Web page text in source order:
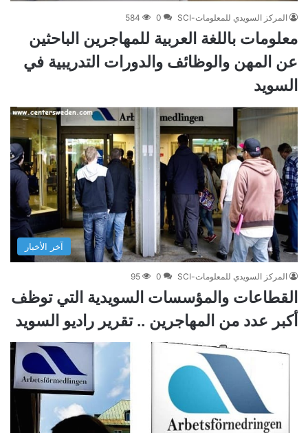
المركز السويدي للمعلومات-SCI 0
584
معلومات باللغة العربية للمهاجرين الباحثين
عن المهن والوظائف والدورات التدريبية في
السويد
آخر الأخبار
المركز السويدي للمعلومات-SCI 0
95
القطاعات والمؤسسات السويدية التي توظف
أكبر عدد من المهاجرين .. تقرير راديو السويد